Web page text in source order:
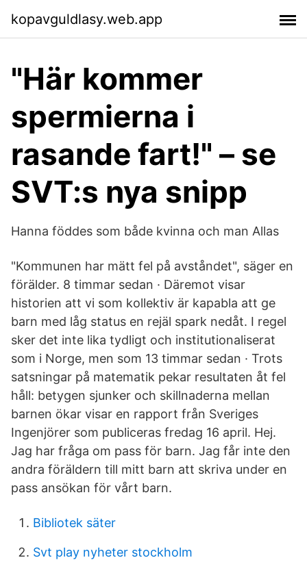
kopavguldlasy.web.app
"Här kommer
spermierna i
rasande fart!" – se
SVT:s nya snipp
Hanna föddes som både kvinna och man Allas
"Kommunen har mätt fel på avståndet", säger en
förälder. 8 timmar sedan · Däremot visar
historien att vi som kollektiv är kapabla att ge
barn med låg status en rejäl spark nedåt. I regel
sker det inte lika tydligt och institutionaliserat
som i Norge, men som 13 timmar sedan · Trots
satsningar på matematik pekar resultaten åt fel
håll: betygen sjunker och skillnaderna mellan
barnen ökar visar en rapport från Sveriges
Ingenjörer som publiceras fredag 16 april. Hej.
Jag har fråga om pass för barn. Jag får inte den
andra föräldern till mitt barn att skriva under en
pass ansökan för vårt barn.
Bibliotek säter
Svt play nyheter stockholm